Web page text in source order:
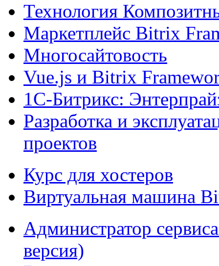
Технология
Маркетплейс Bitrix
Многосайтовость
Vue.js и Bitrix
1С-Битрикс:
Разработка и
проектов
Курс для хостеров
Виртуальная машина
Администратор
версия)